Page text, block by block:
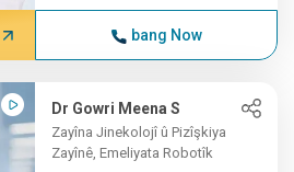
bang Now
Dr Gowri Meena S
Zayîna Jinekolojî û Pizîşkiya
Zayînê, Emeliyata Robotîk